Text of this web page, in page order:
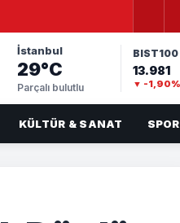
İstanbul
29°C
Parçalı bulutlu
BIST100
13.981
▼ -1,90%
KÜLTÜR & SANAT SPOR